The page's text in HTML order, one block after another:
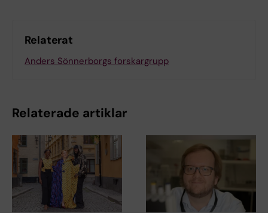
Relaterat
Anders Sönnerborgs forskargrupp
Relaterade artiklar